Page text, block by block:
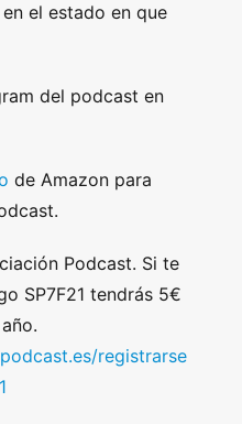
el estado en que
del podcast en
de Amazon para
Podcast. Si te
SP7F21 tendrás 5€
registrarse